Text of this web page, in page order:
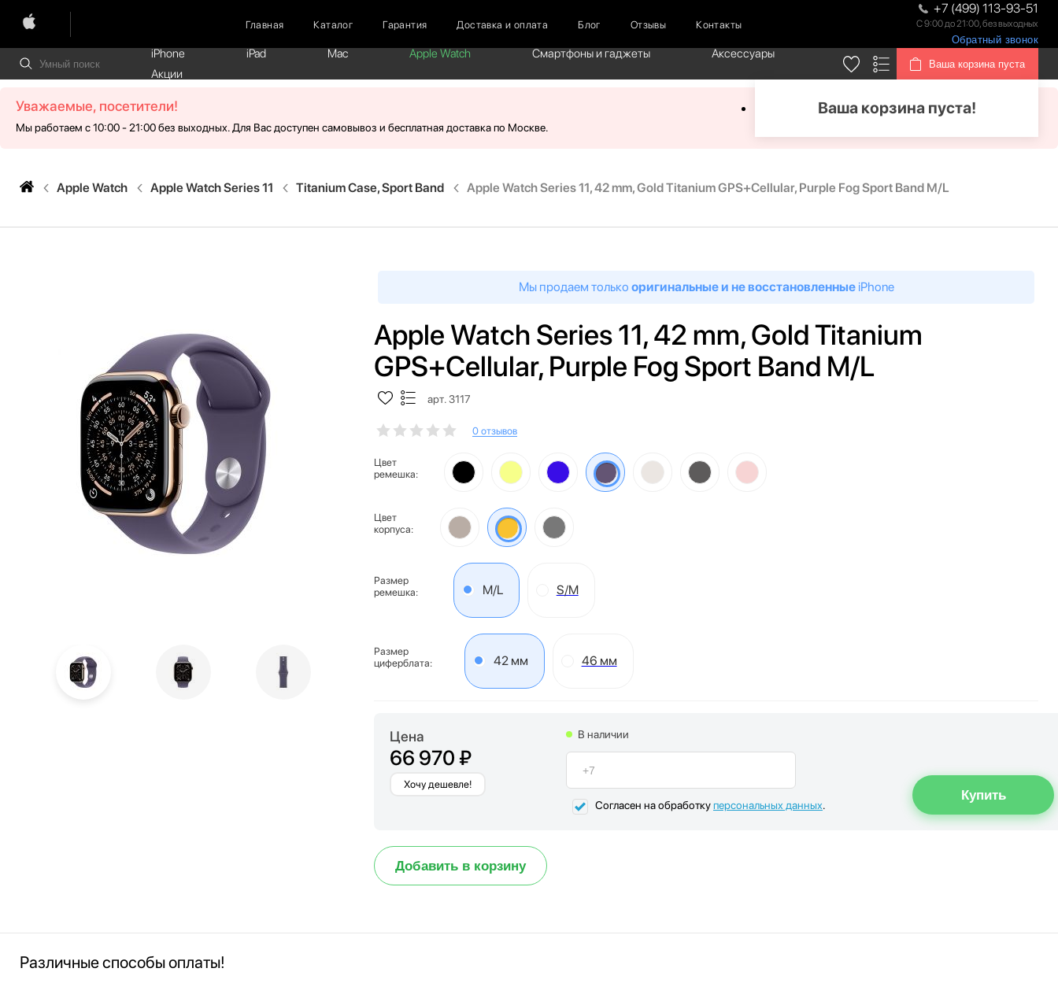
Главная Каталог Гарантия Доставка и оплата Блог Отзывы Контакты
+7 (499) 113-93-51
С 9:00 до 21:00, без выходных
Обратный звонок
iPhone iPad Mac Apple Watch Смартфоны и гаджеты
Аксессуары
Акции
Ваша корзина пуста
Ваша корзина пуста!
Уважаемые, посетители!
Мы работаем с 10:00 - 21:00 без выходных. Для Вас доступен самовывоз и бесплатная доставка по Москве.
Apple Watch Apple Watch Series 11 Titanium Case, Sport Band Apple Watch Series 11, 42 mm, Gold Titanium GPS+Cellular, Purple Fog Sport Band M/L
Мы продаем только оригинальные и не восстановленныеiPhone
Apple Watch Series 11, 42 mm, Gold Titanium
GPS+Cellular, Purple Fog Sport Band M/L
арт. 3117
0 отзывов
Цвет
ремешка:
Цвет
корпуса:
Размер
ремешка:
M/L S/M
Размер
циферблата:
42 мм 46 мм
Цена
66 970 ₽
Хочу дешевле!
В наличии
Согласен на обработкуперсональных данных.
Добавить в корзину
Различные способы оплаты!